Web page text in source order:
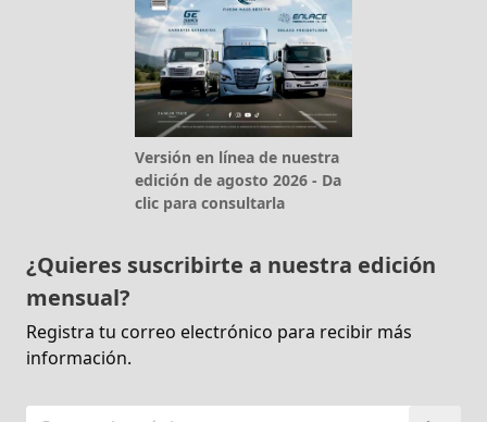
Versión en línea de nuestra
edición de agosto 2026 - Da
clic para consultarla
¿Quieres suscribirte a nuestra edición
mensual?
Registra tu correo electrónico para recibir más
información.